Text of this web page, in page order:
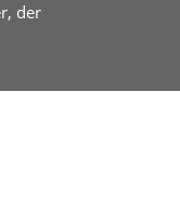
der